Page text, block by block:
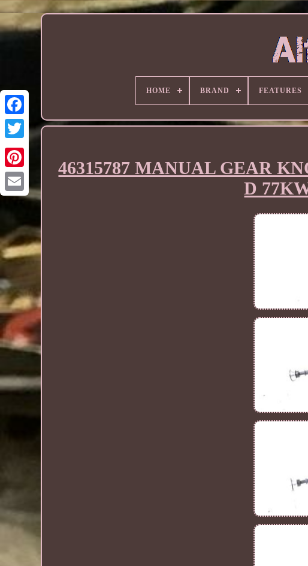
HOME BRAND FEATURES
46315787 MANUAL GEAR
D